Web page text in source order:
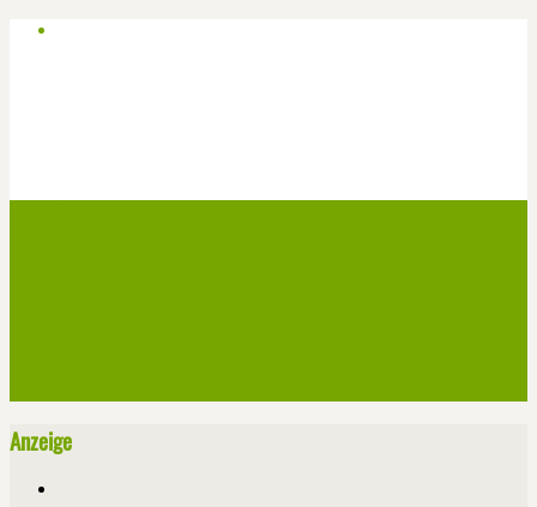
Anzeige